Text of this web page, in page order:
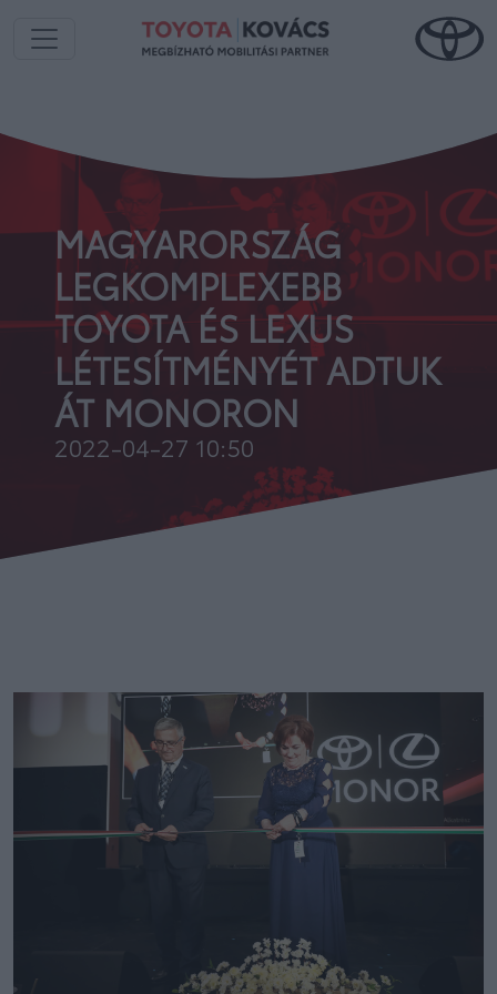
MAGYARORSZÁG
LEGKOMPLEXEBB
TOYOTA ÉS LEXUS
LÉTESÍTMÉNYÉT ADTUK
ÁT MONORON
2022-04-27 10:50